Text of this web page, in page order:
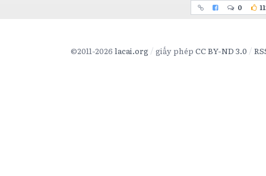
0
©2011-2026 lacai.org giấy phép CC BY-ND 3.0